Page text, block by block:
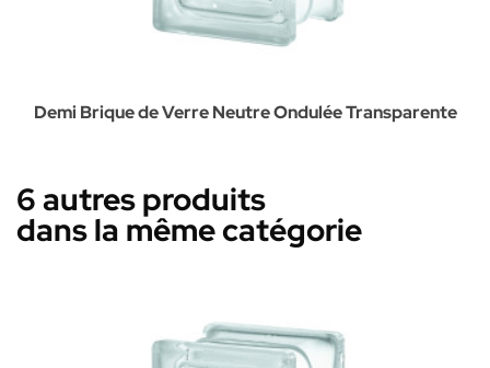
Demi Brique de Verre Neutre Ondulée Transparente
6 autres produits
dans la même catégorie